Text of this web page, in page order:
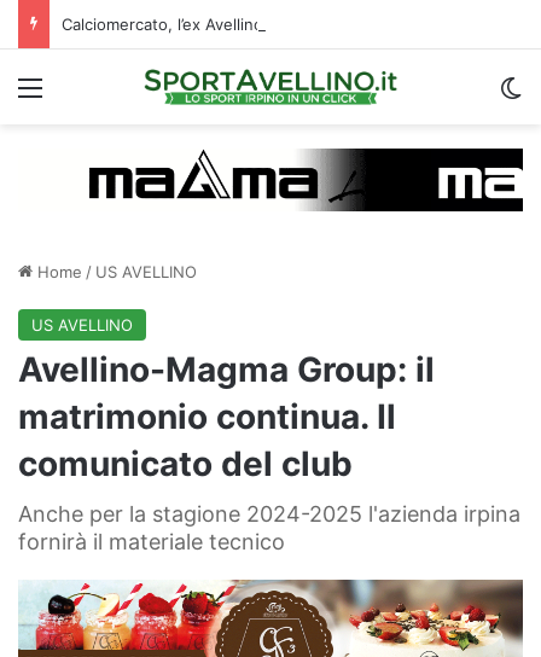
Menu
Home / US AVELLINO
US AVELLINO
Avellino-Magma Group: il
matrimonio continua. Il
comunicato del club
Anche per la stagione 2024-2025 l'azienda irpina
fornirà il materiale tecnico